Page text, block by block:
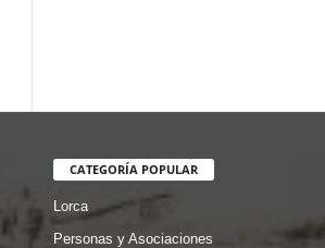
CATEGORÍA POPULAR
Lorca
Personas y Asociaciones